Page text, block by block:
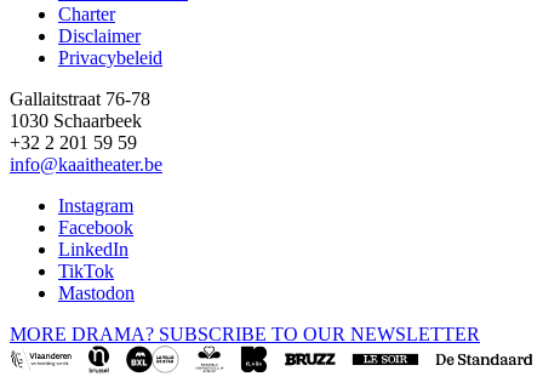
Charter
Disclaimer
Privacybeleid
Gallaitstraat 76-78
1030 Schaarbeek
+32 2 201 59 59
info@kaaitheater.be
Instagram
Facebook
LinkedIn
TikTok
Mastodon
MORE DRAMA? SUBSCRIBE TO OUR NEWSLETTER